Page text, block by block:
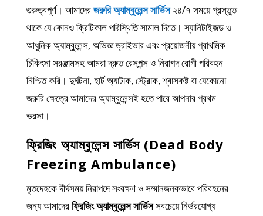
গুরুত্বপূর্ণ। আমাদেরজরুরি অ্যাম্বুলেন্স সার্ভিস২৪/৭ সময়ে প্রস্তুত
থাকে যে কোনও ক্রিটিকাল পরিস্থিতি সামাল দিতে। স্যানিটাইজড ও
আধুনিক অ্যাম্বুলেন্স, অভিজ্ঞ ড্রাইভার এবং প্রয়োজনীয় প্রাথমিক
চিকিৎসা সরঞ্জামসহ আমরা দ্রুত রেসপন্স ও নিরাপদ রোগী পরিবহন
নিশ্চিত করি। দুর্ঘটনা, হার্ট অ্যাটাক, স্ট্রোক, শ্বাসকষ্ট বা যেকোনো
জরুরি ক্ষেত্রে আমাদের অ্যাম্বুলেন্সই হতে পারে আপনার প্রথম
ভরসা।
ফ্রিজিং অ্যাম্বুলেন্স সার্ভিস (Dead Body
Freezing Ambulance)
মৃতদেহকে দীর্ঘসময় নিরাপদে সংরক্ষণ ও সম্মানজনকভাবে পরিবহনের
জন্য আমাদেরফ্রিজিং অ্যাম্বুলেন্স সার্ভিসসবচেয়ে নির্ভরযোগ্য